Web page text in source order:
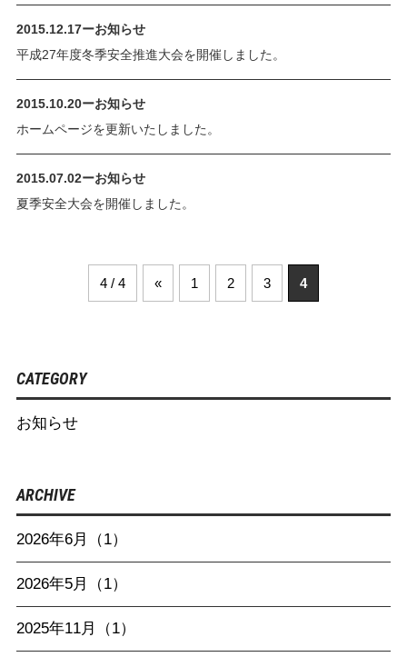
2015.12.17ーお知らせ
平成27年度冬季安全推進大会を開催しました。
2015.10.20ーお知らせ
ホームページを更新いたしました。
2015.07.02ーお知らせ
夏季安全大会を開催しました。
4 / 4 « 1 2 3 4
CATEGORY
お知らせ
ARCHIVE
2026年6月（1）
2026年5月（1）
2025年11月（1）